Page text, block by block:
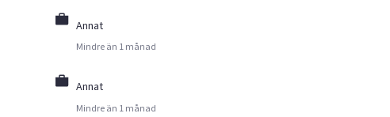
Annat
Mindre än 1 månad
Annat
Mindre än 1 månad